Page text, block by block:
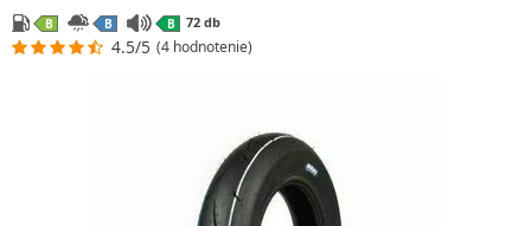
B B B 72 db
4.5/5 (4 hodnotenie)